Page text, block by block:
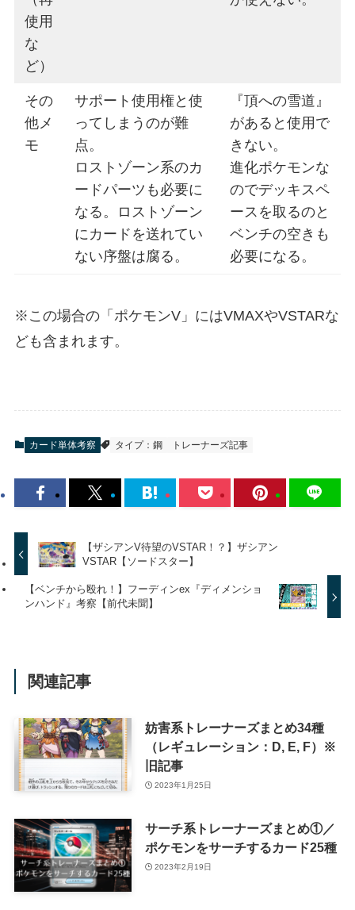
使用
な
ど）
その
他メ
モ
サポート使用権と使
ってしまうのが難
点。
ロストゾーン系のカ
ードパーツも必要に
なる。ロストゾーン
にカードを送れてい
ない序盤は腐る。
『頂への雪道』
があると使用で
きない。
進化ポケモンな
のでデッキスペ
ースを取るのと
ベンチの空きも
必要になる。
※この場合の「ポケモンV」にはVMAXやVSTARな
ども含まれます。
カード単体考察 タイプ：鋼 トレーナーズ記事
【ザシアンV待望のVSTAR！？】ザシアン
VSTAR【ソードスター】
【ベンチから殴れ！】フーディンex『ディメンショ
ンハンド』考察【前代未聞】
関連記事
妨害系トレーナーズまとめ34種
（レギュレーション：D, E, F）※
旧記事
2023年1月25日
サーチ系トレーナーズまとめ①／
ポケモンをサーチするカード25種
2023年2月19日